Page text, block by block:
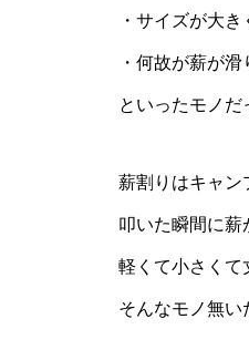
・サイズが大き
・何故が薪が
といったモノだ
薪割りはキャン
叩いた瞬間に薪
軽くて小さく
そんなモノ無